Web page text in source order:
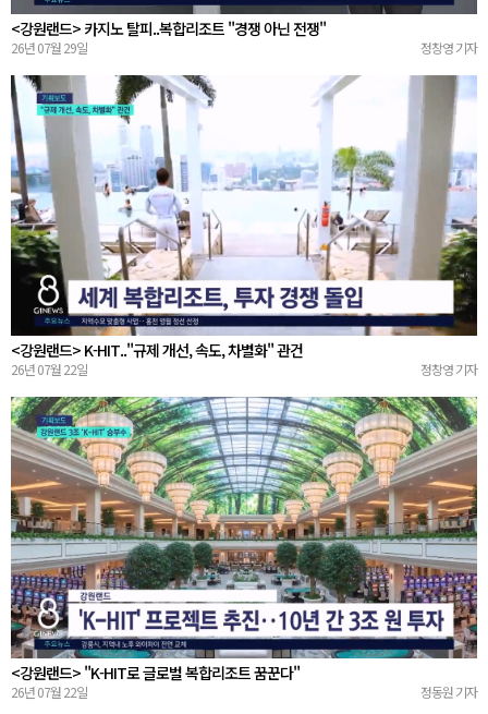
<강원랜드> 카지노 탈피..복합리조트 "경쟁 아닌 전쟁"
26년 07월 29일 정창영 기자
<강원랜드> K-HIT.."규제 개선, 속도, 차별화" 관건
26년 07월 22일 정창영 기자
<강원랜드> "K-HIT로 글로벌 복합리조트 꿈꾼다"
26년 07월 22일 정동원 기자